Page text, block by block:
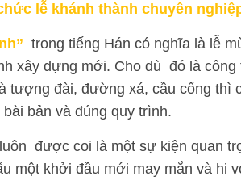
lễ khánh thành chuyên
trong tiếng Hán có nghĩa là lễ
xây dựng mới. Cho dù đó là
tượng đài, đường xá, cầu cống thì
bài bản và đúng quy trình.
luôn được coi là một sự kiện quan
một khởi đầu mới may mắn và hi